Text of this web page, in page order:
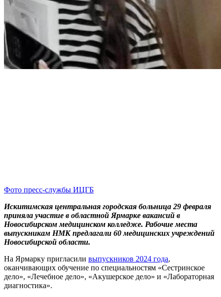
Фото пресс-службы ИЦГБ
Искитимская центральная городская больница 29 февраля
приняла участие в областной Ярмарке вакансий в
Новосибирском медицинском колледже. Рабочие места
выпускникам НМК предлагали 60 медицинских учреждений
Новосибирской области.
На Ярмарку пригласили выпускников 2024 года,
оканчивающих обучение по специальностям «Сестринское
дело», «Лечебное дело», «Акушерское дело» и «Лабораторная
диагностика».